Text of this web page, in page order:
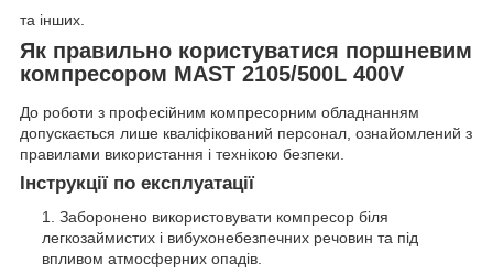
та інших.
Як правильно користуватися поршневим
компресором MAST 2105/500L 400V
До роботи з професійним компресорним обладнанням
допускається лише кваліфікований персонал, ознайомлений з
правилами використання і технікою безпеки.
Інструкції по експлуатації
Заборонено використовувати компресор біля
легкозаймистих і вибухонебезпечних речовин та під
впливом атмосферних опадів.